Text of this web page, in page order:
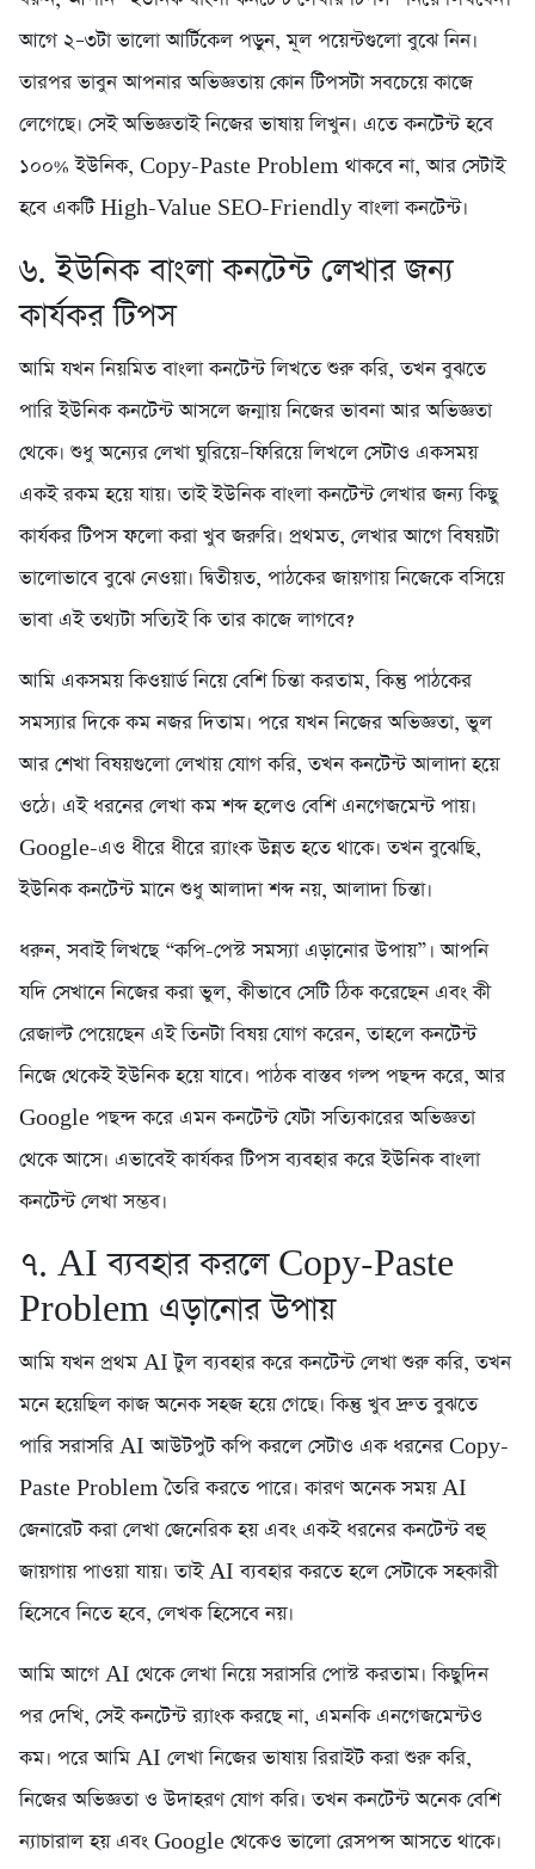
আগে ২–৩টা ভালো আর্টিকেল পড়ুন, মূল পয়েন্টগুলো বুঝে নিন।
তারপর ভাবুন আপনার অভিজ্ঞতায় কোন টিপসটা সবচেয়ে কাজে
লেগেছে। সেই অভিজ্ঞতাই নিজের ভাষায় লিখুন। এতে কনটেন্ট হবে
১০০% ইউনিক, Copy-Paste Problem থাকবে না, আর সেটাই
হবে একটি High-Value SEO-Friendly বাংলা কনটেন্ট।
৬. ইউনিক বাংলা কনটেন্ট লেখার জন্য
কার্যকর টিপস
আমি যখন নিয়মিত বাংলা কনটেন্ট লিখতে শুরু করি, তখন বুঝতে
পারি ইউনিক কনটেন্ট আসলে জন্মায় নিজের ভাবনা আর অভিজ্ঞতা
থেকে। শুধু অন্যের লেখা ঘুরিয়ে–ফিরিয়ে লিখলে সেটাও একসময়
একই রকম হয়ে যায়। তাই ইউনিক বাংলা কনটেন্ট লেখার জন্য কিছু
কার্যকর টিপস ফলো করা খুব জরুরি। প্রথমত, লেখার আগে বিষয়টা
ভালোভাবে বুঝে নেওয়া। দ্বিতীয়ত, পাঠকের জায়গায় নিজেকে বসিয়ে
ভাবা এই তথ্যটা সত্যিই কি তার কাজে লাগবে?
আমি একসময় কিওয়ার্ড নিয়ে বেশি চিন্তা করতাম, কিন্তু পাঠকের
সমস্যার দিকে কম নজর দিতাম। পরে যখন নিজের অভিজ্ঞতা, ভুল
আর শেখা বিষয়গুলো লেখায় যোগ করি, তখন কনটেন্ট আলাদা হয়ে
ওঠে। এই ধরনের লেখা কম শব্দ হলেও বেশি এনগেজমেন্ট পায়।
Google-এও ধীরে ধীরে র‍্যাংক উন্নত হতে থাকে। তখন বুঝেছি,
ইউনিক কনটেন্ট মানে শুধু আলাদা শব্দ নয়, আলাদা চিন্তা।
ধরুন, সবাই লিখছে “কপি-পেস্ট সমস্যা এড়ানোর উপায়”। আপনি
যদি সেখানে নিজের করা ভুল, কীভাবে সেটি ঠিক করেছেন এবং কী
রেজাল্ট পেয়েছেন এই তিনটা বিষয় যোগ করেন, তাহলে কনটেন্ট
নিজে থেকেই ইউনিক হয়ে যাবে। পাঠক বাস্তব গল্প পছন্দ করে, আর
Google পছন্দ করে এমন কনটেন্ট যেটা সত্যিকারের অভিজ্ঞতা
থেকে আসে। এভাবেই কার্যকর টিপস ব্যবহার করে ইউনিক বাংলা
কনটেন্ট লেখা সম্ভব।
৭. AI ব্যবহার করলে Copy-Paste
Problem এড়ানোর উপায়
আমি যখন প্রথম AI টুল ব্যবহার করে কনটেন্ট লেখা শুরু করি, তখন
মনে হয়েছিল কাজ অনেক সহজ হয়ে গেছে। কিন্তু খুব দ্রুত বুঝতে
পারি সরাসরি AI আউটপুট কপি করলে সেটাও এক ধরনের Copy-
Paste Problem তৈরি করতে পারে। কারণ অনেক সময় AI
জেনারেট করা লেখা জেনেরিক হয় এবং একই ধরনের কনটেন্ট বহু
জায়গায় পাওয়া যায়। তাই AI ব্যবহার করতে হলে সেটাকে সহকারী
হিসেবে নিতে হবে, লেখক হিসেবে নয়।
আমি আগে AI থেকে লেখা নিয়ে সরাসরি পোস্ট করতাম। কিছুদিন
পর দেখি, সেই কনটেন্ট র‍্যাংক করছে না, এমনকি এনগেজমেন্টও
কম। পরে আমি AI লেখা নিজের ভাষায় রিরাইট করা শুরু করি,
নিজের অভিজ্ঞতা ও উদাহরণ যোগ করি। তখন কনটেন্ট অনেক বেশি
ন্যাচারাল হয় এবং Google থেকেও ভালো রেসপন্স আসতে থাকে।